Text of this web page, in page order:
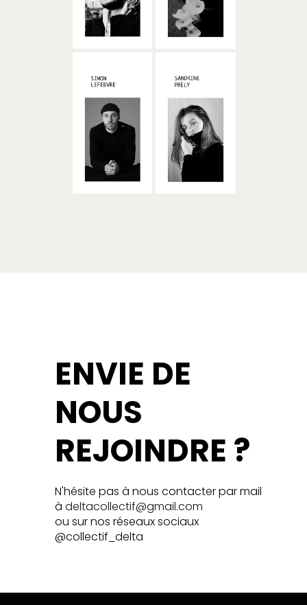
ENVIE DE
NOUS
REJOINDRE ?
N'hésite pas à nous contacter par mail
à deltacollectif@gmail.com
ou sur nos réseaux sociaux
@collectif_delta